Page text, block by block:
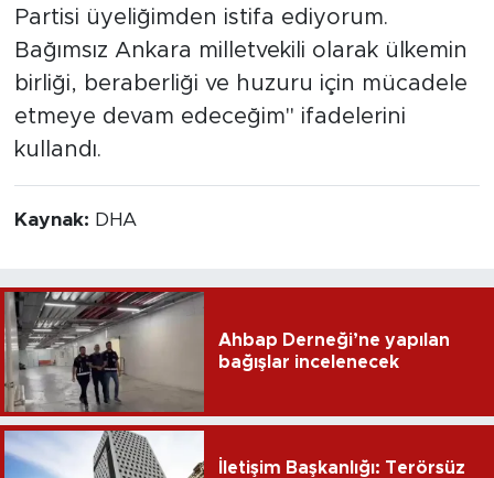
Partisi üyeliğimden istifa ediyorum.
Bağımsız Ankara milletvekili olarak ülkemin
birliği, beraberliği ve huzuru için mücadele
etmeye devam edeceğim" ifadelerini
kullandı.
Kaynak: DHA
Ahbap Derneği’ne yapılan
bağışlar incelenecek
İletişim Başkanlığı: Terörsüz